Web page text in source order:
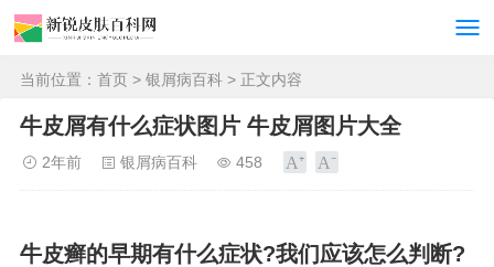
当前位置： 首页 > 银屑病百科 > 正文内容
牛皮屑有什么症状图片 牛皮屑图片大全
2年前 银屑病百科 458
牛皮癣的早期有什么症状?我们应该怎么判断?